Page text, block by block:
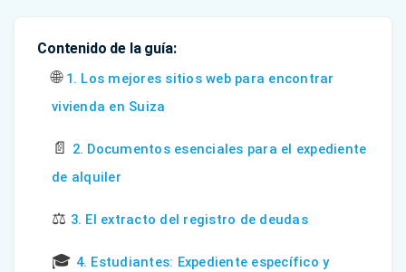
Contenido de la guía:
🌐 1. Los mejores sitios web para encontrar
vivienda en Suiza
📄 2. Documentos esenciales para el expediente
de alquiler
⚖️ 3. El extracto del registro de deudas
🎓 4. Estudiantes: Expediente específico y